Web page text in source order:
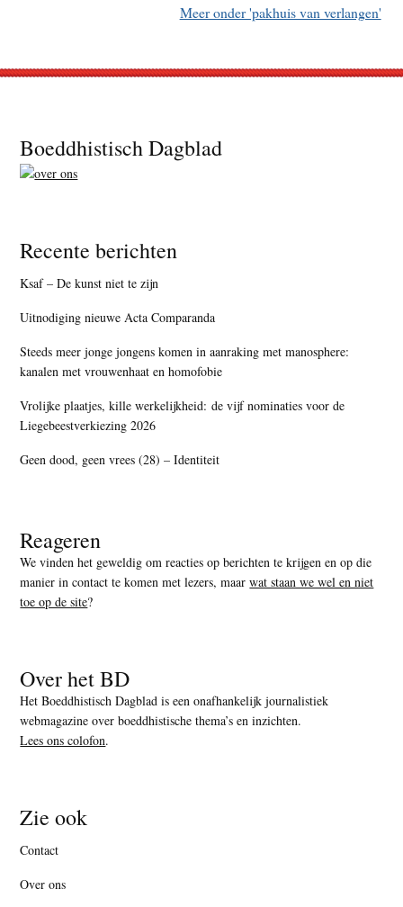
Meer onder 'pakhuis van verlangen'
Footer
Boeddhistisch Dagblad
Recente berichten
Ksaf – De kunst niet te zijn
Uitnodiging nieuwe Acta Comparanda
Steeds meer jonge jongens komen in aanraking met manosphere:
kanalen met vrouwenhaat en homofobie
Vrolijke plaatjes, kille werkelijkheid: de vijf nominaties voor de
Liegebeestverkiezing 2026
Geen dood, geen vrees (28) – Identiteit
Reageren
We vinden het geweldig om reacties op berichten te krijgen en op die
manier in contact te komen met lezers, maarwat staan we wel en niet
toe op de site?
Over het BD
Het Boeddhistisch Dagblad is een onafhankelijk journalistiek
webmagazine over boeddhistische thema’s en inzichten.
Lees ons colofon.
Zie ook
Contact
Over ons